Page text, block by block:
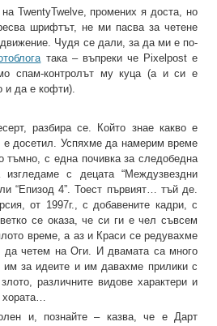
TwentyTwelve, промених я доста, но
шрифтът, не ми пасва за четене
Чудя се дали, за да ми е по-
така – въпреки че Pixelpost е
спам-контролът му куца (а и си е
и да е кофти).
разбира се. Който знае какво е
е досетил. Успяхме да намерим време
тъмно, с една почивка за следобедна
с децата “Междузвездни
“Епизод 4”. Тоест първият… тъй де.
от 1997г., с добавените кадри, с
се оказа, че си ги е чел съвсем
време, а аз и Краси се редувахме
четем на Оги. И двамата са много
им за идеите и им давахме прилики с
различните видове характери и
хората…
и, познайте – казва, че е Дарт